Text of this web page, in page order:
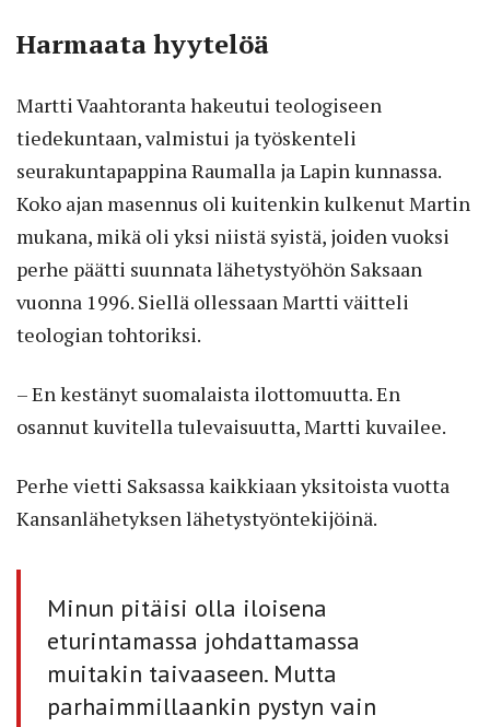
Harmaata hyytelöä
Martti Vaahtoranta hakeutui teologiseen
tiedekuntaan, valmistui ja työskenteli
seurakuntapappina Raumalla ja Lapin kunnassa.
Koko ajan masennus oli kuitenkin kulkenut Martin
mukana, mikä oli yksi niistä syistä, joiden vuoksi
perhe päätti suunnata lähetystyöhön Saksaan
vuonna 1996. Siellä ollessaan Martti väitteli
teologian tohtoriksi.
– En kestänyt suomalaista ilottomuutta. En
osannut kuvitella tulevaisuutta, Martti kuvailee.
Perhe vietti Saksassa kaikkiaan yksitoista vuotta
Kansanlähetyksen lähetystyöntekijöinä.
Minun pitäisi olla iloisena
eturintamassa johdattamassa
muitakin taivaaseen. Mutta
parhaimmillaankin pystyn vain